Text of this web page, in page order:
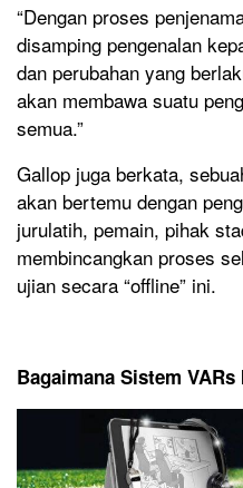
“Dengan proses
disamping pengenalan
dan perubahan yang
akan membawa suatu
semua.”
Gallop juga berkata,
akan bertemu dengan
jurulatih, pemain, pihak
membincangkan proses
ujian secara “offline” ini.
Bagaimana Sistem